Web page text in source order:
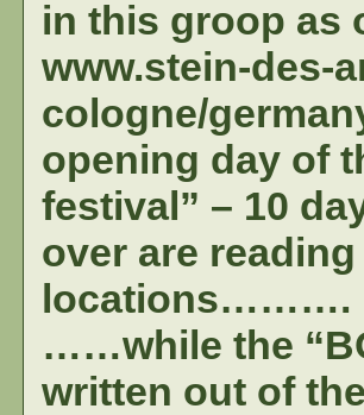
in this groop as
www.stein-des-
cologne/
opening day of
festival” – 10
over are
locations……….
……while the
written out of